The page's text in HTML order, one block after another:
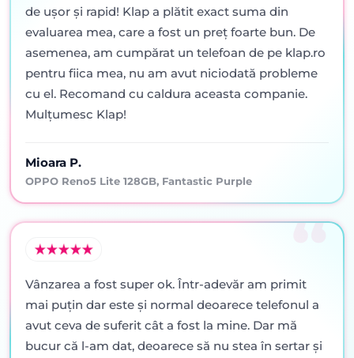
de ușor și rapid! Klap a plătit exact suma din
evaluarea mea, care a fost un preț foarte bun. De
asemenea, am cumpărat un telefoan de pe klap.ro
pentru fiica mea, nu am avut niciodată probleme
cu el. Recomand cu caldura aceasta companie.
Mulțumesc Klap!
Mioara P.
OPPO Reno5 Lite 128GB, Fantastic Purple
Vânzarea a fost super ok. Într-adevăr am primit
mai puţin dar este şi normal deoarece telefonul a
avut ceva de suferit cât a fost la mine. Dar mă
bucur că l-am dat, deoarece să nu stea în sertar şi